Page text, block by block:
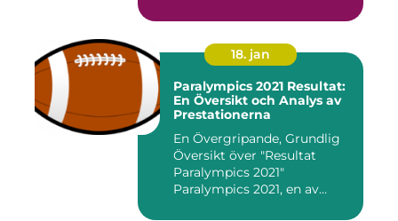
18. jan
Paralympics 2021 Resultat:
En Översikt och Analys av
Prestationerna
En Övergripande, Grundlig
Översikt över "Resultat
Paralympics 2021"
Paralympics 2021, en av